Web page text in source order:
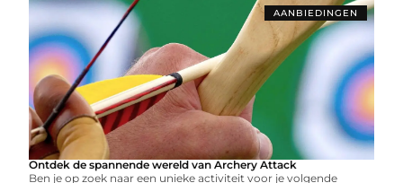
AANBIEDINGEN
Ontdek de spannende wereld van Archery Attack
Ben je op zoek naar een unieke activiteit voor je volgende